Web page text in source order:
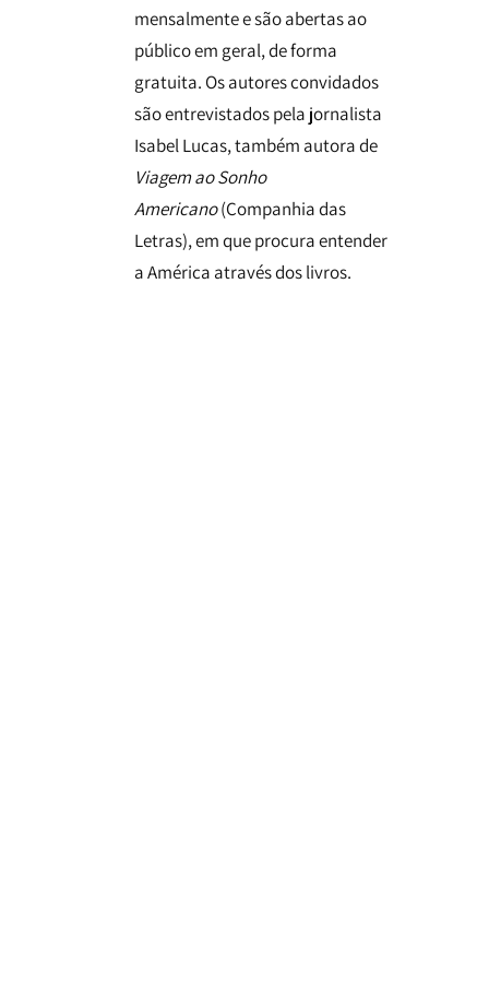
mensalmente e são abertas ao
público em geral, de forma
gratuita. Os autores convidados
são entrevistados pela jornalista
Isabel Lucas, também autora de
Viagem ao Sonho
Americano(Companhia das
Letras), em que procura entender
a América através dos livros.